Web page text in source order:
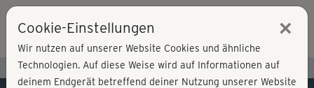
Kursvorschau - Jetzt mitmachen!
Cookie-Einstellungen ×
Wir nutzen auf unserer Website Cookies und ähnliche
Technologien. Auf diese Weise wird auf Informationen auf
deinem Endgerät betreffend deiner Nutzung unserer Website